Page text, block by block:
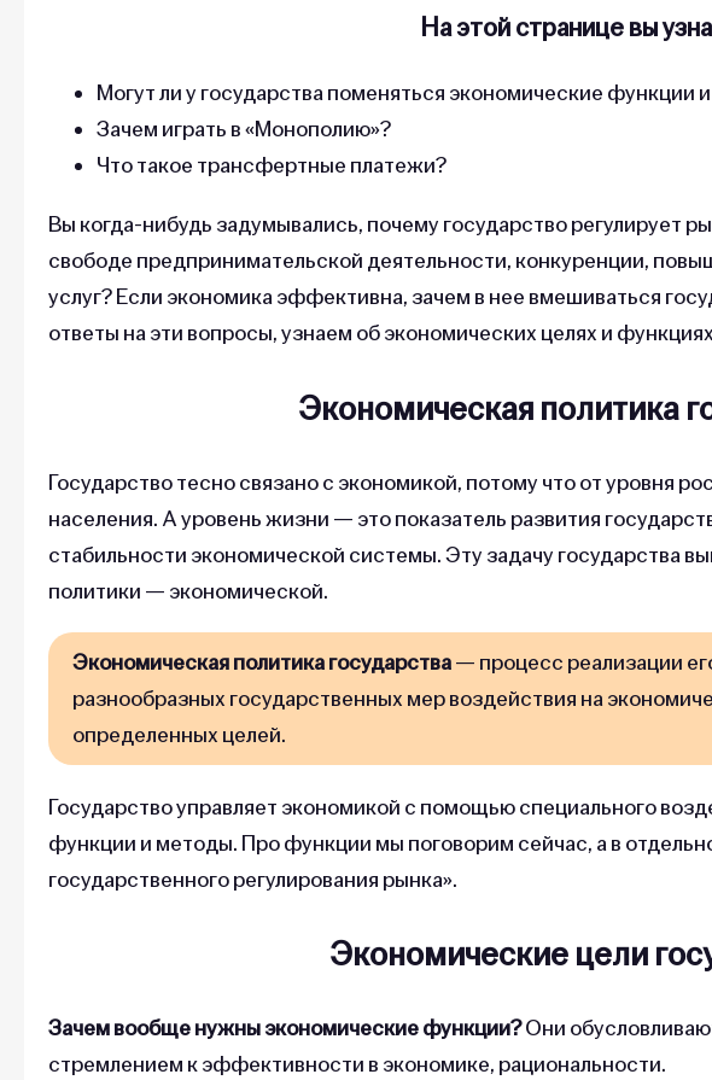
На этой странице вы
Могут ли у государства поменяться экономические функции
Зачем играть в «Монополию»?
Что такое трансфертные платежи?
Вы когда-нибудь задумывались, почему государство регулирует
свободе предпринимательской деятельности, конкуренции,
услуг? Если экономика эффективна, зачем в нее вмешиваться
ответы на эти вопросы, узнаем об экономических целях и
Экономическая политика
Государство тесно связано с экономикой, потому что от уровня
населения. А уровень жизни — это показатель развития
стабильности экономической системы. Эту задачу государства
политики — экономической.
Экономическая политика государства— процесс реализации
разнообразных государственных мер воздействия на
определенных целей.
Государство управляет экономикой с помощью специального
функции и методы. Про функции мы поговорим сейчас, а в
государственного регулирования рынка».
Экономические цели
Зачем вообще нужны экономические функции?Они
стремлением к эффективности в экономике, рациональности.